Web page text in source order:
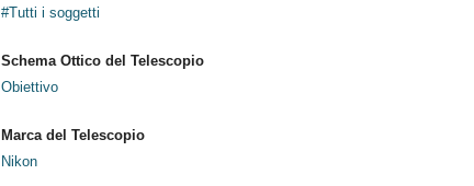
#Tutti i soggetti
Schema Ottico del Telescopio
Obiettivo
Marca del Telescopio
Nikon